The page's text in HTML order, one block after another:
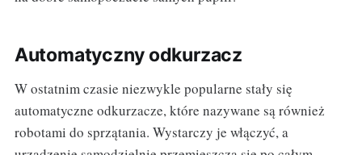
Automatyczny odkurzacz
W ostatnim czasie niezwykle popularne stały się
automatyczne odkurzacze, które nazywane są również
robotami do sprzątania. Wystarczy je włączyć, a